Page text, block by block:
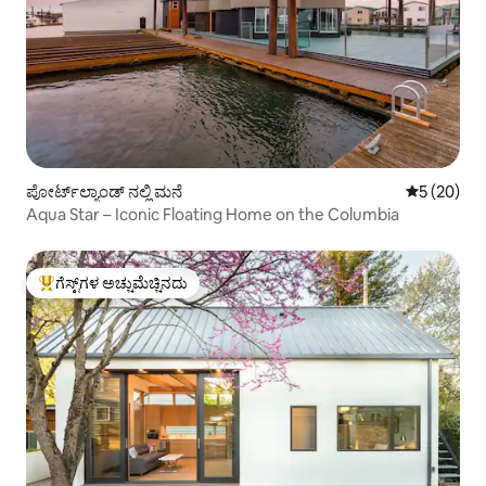
ಪೋರ್ಟ್‌ಲ್ಯಾಂಡ್ ನಲ್ಲಿ ಮನೆ 5 ರಲ್ಲಿ 5
5 (20)
Aqua Star – Iconic Floating Home on the Columbia
ಗೆಸ್ಟ್‌ಗಳಿಗೆ ಅತಿ ಹೆಚ್ಚು ಅಚ್ಚುಮೆಚ್ಚಿನದು
ಗೆಸ್ಟ್‌ಗಳ ಅಚ್ಚುಮೆಚ್ಚಿನದು